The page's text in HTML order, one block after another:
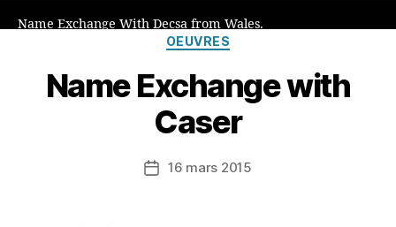
Name Exchange With Decsa from Wales.
Catégories
OEUVRES
Name Exchange with
Caser
Date16 mars 2015